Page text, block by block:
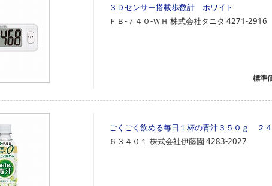
３Ｄセンサー搭載歩数計 ホワイト
ＦＢ‐７４０‐ＷＨ 株式会社タニタ 4271-2916
標準
ごくごく飲める毎日１杯の青汁３５０ｇ ２
６３４０１ 株式会社伊藤園 4283-2027